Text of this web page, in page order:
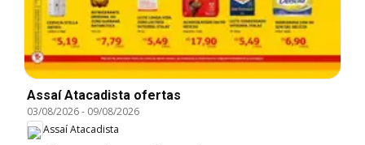
Assaí Atacadista ofertas
03/08/2026- 09/08/2026
Assaí Atacadista